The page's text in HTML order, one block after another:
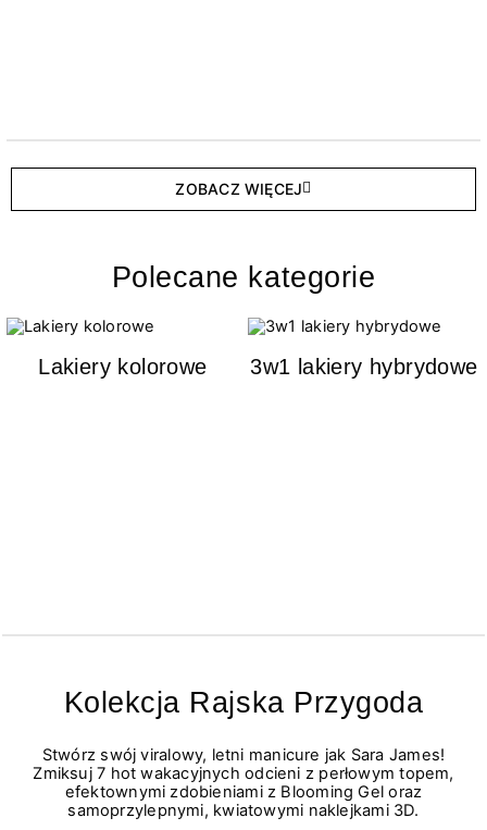
ZOBACZ WIĘCEJ
Polecane kategorie
Lakiery kolorowe 3w1 lakiery hybrydowe
Kolekcja Rajska Przygoda
Stwórz swój viralowy, letni manicure jak Sara James!
Zmiksuj 7 hot wakacyjnych odcieni z perłowym topem,
efektownymi zdobieniami z Blooming Gel oraz
samoprzylepnymi, kwiatowymi naklejkami 3D.